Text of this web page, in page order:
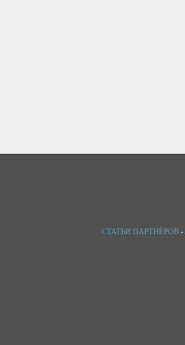
СТАТЬИ ПАРТНЁРОВ -